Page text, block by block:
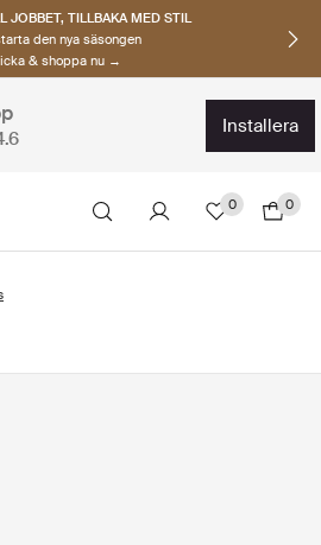
JOBBET, TILLBAKA MED STIL
den nya säsongen
& shoppa nu →
installera
0 0